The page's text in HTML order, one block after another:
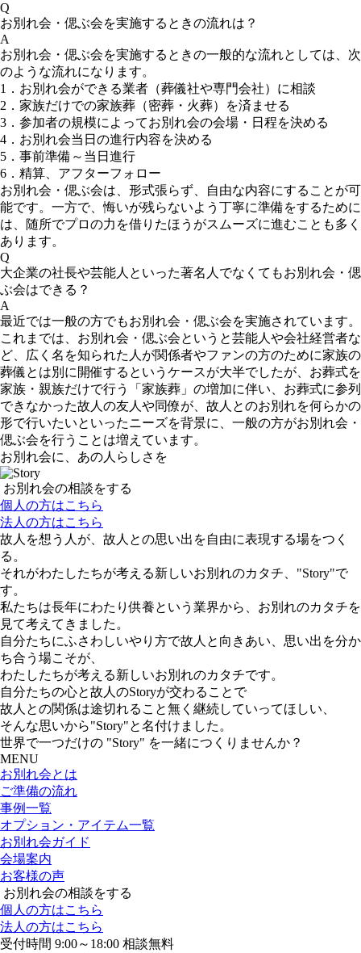
Q
お別れ会・偲ぶ会を実施するときの流れは？
A
お別れ会・偲ぶ会を実施するときの一般的な流れとしては、次
のような流れになります。
1．お別れ会ができる業者（葬儀社や専門会社）に相談
2．家族だけでの家族葬（密葬・火葬）を済ませる
3．参加者の規模によってお別れ会の会場・日程を決める
4．お別れ会当日の進行内容を決める
5．事前準備～当日進行
6．精算、アフターフォロー
お別れ会・偲ぶ会は、形式張らず、自由な内容にすることが可
能です。一方で、悔いが残らないよう丁寧に準備をするために
は、随所でプロの力を借りたほうがスムーズに進むことも多く
あります。
Q
大企業の社長や芸能人といった著名人でなくてもお別れ会・偲
ぶ会はできる？
A
最近では一般の方でもお別れ会・偲ぶ会を実施されています。
これまでは、お別れ会・偲ぶ会というと芸能人や会社経営者な
ど、広く名を知られた人が関係者やファンの方のために家族の
葬儀とは別に開催するというケースが大半でしたが、お葬式を
家族・親族だけで行う「家族葬」の増加に伴い、お葬式に参列
できなかった故人の友人や同僚が、故人とのお別れを何らかの
形で行いたいといったニーズを背景に、一般の方がお別れ会・
偲ぶ会を行うことは増えています。
お別れ会に、あの人らしさを
お別れ会の相談をする
個人の方はこちら
法人の方はこちら
故人を想う人が、故人との思い出を自由に表現する場をつく
る。
それがわたしたちが考える新しいお別れのカタチ、"Story"で
す。
私たちは長年にわたり供養という業界から、お別れのカタチを
見て考えてきました。
自分たちにふさわしいやり方で故人と向きあい、思い出を分か
ち合う場こそが、
わたしたちが考える新しいお別れのカタチです。
自分たちの心と故人のStoryが交わることで
故人との関係は途切れること無く継続していってほしい、
そんな思いから"Story"と名付けました。
世界で一つだけの "Story" を一緒につくりませんか？
MENU
お別れ会とは
ご準備の流れ
事例一覧
オプション・アイテム一覧
お別れ会ガイド
会場案内
お客様の声
お別れ会の相談をする
個人の方はこちら
法人の方はこちら
受付時間 9:00～18:00 相談無料